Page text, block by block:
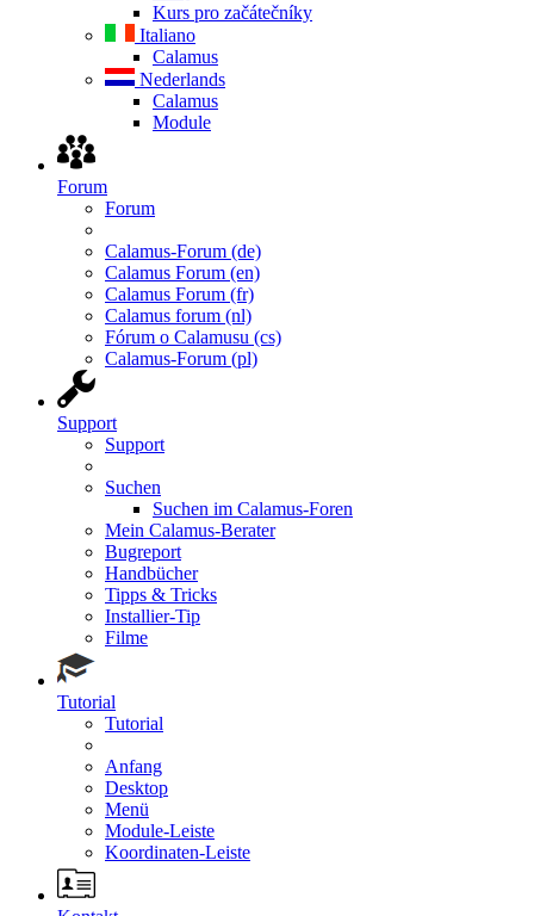
Kurs pro začátečníky
Italiano
Calamus
Nederlands
Calamus
Module
Forum
Forum
Calamus-Forum (de)
Calamus Forum (en)
Calamus Forum (fr)
Calamus forum (nl)
Fórum o Calamusu (cs)
Calamus-Forum (pl)
Support
Support
Suchen
Suchen im Calamus-Foren
Mein Calamus-Berater
Bugreport
Handbücher
Tipps & Tricks
Installier-Tip
Filme
Tutorial
Tutorial
Anfang
Desktop
Menü
Module-Leiste
Koordinaten-Leiste